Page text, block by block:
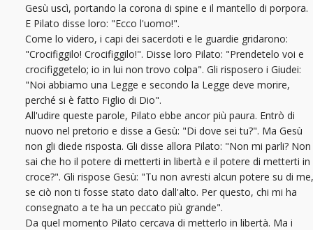
Gesù uscì, portando la corona di spine e il mantello di porpora.
E Pilato disse loro: "Ecco l'uomo!".
Come lo videro, i capi dei sacerdoti e le guardie gridarono:
"Crocifiggilo! Crocifiggilo!". Disse loro Pilato: "Prendetelo voi e
crocifiggetelo; io in lui non trovo colpa". Gli risposero i Giudei:
"Noi abbiamo una Legge e secondo la Legge deve morire,
perché si è fatto Figlio di Dio".
All'udire queste parole, Pilato ebbe ancor più paura. Entrò di
nuovo nel pretorio e disse a Gesù: "Di dove sei tu?". Ma Gesù
non gli diede risposta. Gli disse allora Pilato: "Non mi parli? Non
sai che ho il potere di metterti in libertà e il potere di metterti in
croce?". Gli rispose Gesù: "Tu non avresti alcun potere su di me,
se ciò non ti fosse stato dato dall'alto. Per questo, chi mi ha
consegnato a te ha un peccato più grande".
Da quel momento Pilato cercava di metterlo in libertà. Ma i